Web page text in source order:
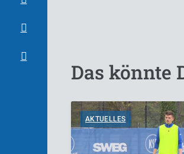
Das könnte
AKTUELLES